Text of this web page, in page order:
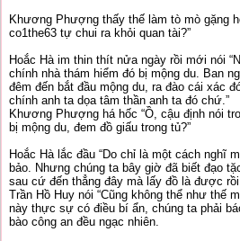
Khương Phượng thấy thế làm tò mò gặng
co1the63 tự chui ra khỏi quan tài?”
Hoắc Hà im thin thít nửa ngày rồi mới nói
chính nhà thám hiểm đó bị mộng du. Ban
đêm đến bắt đầu mộng du, ra đào cái xác
chính anh ta dọa tâm thần anh ta đó chứ.”
Khương Phượng há hốc “Ồ, cậu định nói
bị mộng du, đem đồ giấu trong tủ?”
Hoắc Hà lắc đầu “Do chỉ là một cách nghĩ
bảo. Nhưng chúng ta bây giờ đã biết đạo
sau cứ đến thẳng đây mà lấy đồ là được
Trần Hồ Huy nói “Cũng không thể như thế
này thực sự có điều bí ẩn, chúng ta phải
bào công an đều ngạc nhiên.